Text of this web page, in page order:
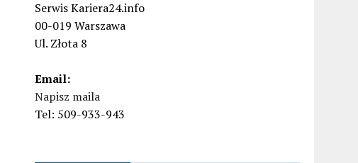
Serwis Kariera24.info
00-019 Warszawa
Ul. Złota 8
Email:
Napisz maila
Tel: 509-933-943